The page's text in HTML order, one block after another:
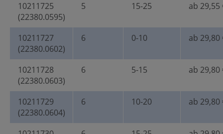
10211725
(22380.0595)
5 15-25 ab 29,55
10211727
(22380.0602)
6 0-10 ab 29,80
10211728
(22380.0603)
6 5-15 ab 29,80
10211729
(22380.0604)
6 10-20 ab 29,80